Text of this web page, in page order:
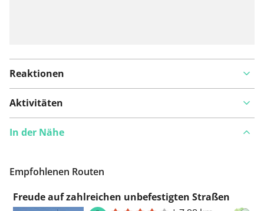
Reaktionen
Aktivitäten
In der Nähe
Empfohlenen Routen
Freude auf zahlreichen unbefestigten Straßen